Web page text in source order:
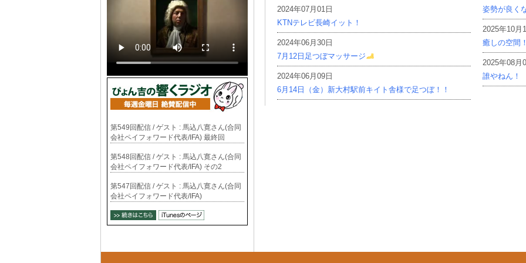
2024年07月01日
KTNテレビ長崎イット！
2024年06月30日
7月12日足つぼマッサージ
2024年06月09日
6月14日（金）新大村駅前キイト舎様で足つぼ！！
姿勢が良く
2025年10月
癒しの空間
2025年08月
誰やねん！
第549回配信 / ゲスト : 馬込八寛さん(合同
会社ペイフォワード代表/IFA) 最終回
第548回配信 / ゲスト : 馬込八寛さん(合同
会社ペイフォワード代表/IFA) その2
第547回配信 / ゲスト : 馬込八寛さん(合同
会社ペイフォワード代表/IFA)